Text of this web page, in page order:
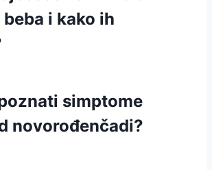
i kako ih
simptome
novorođenčadi?